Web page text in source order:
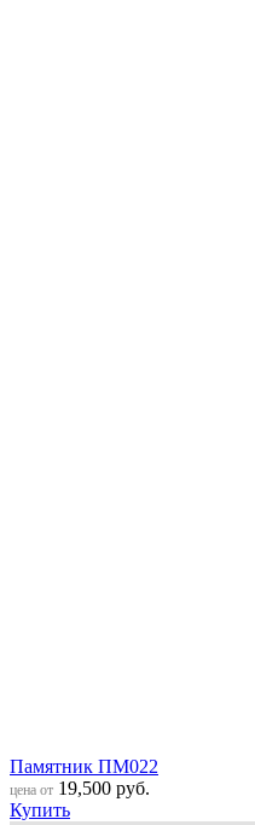
Памятник ПМ022
цена от 19,500 руб.
Купить